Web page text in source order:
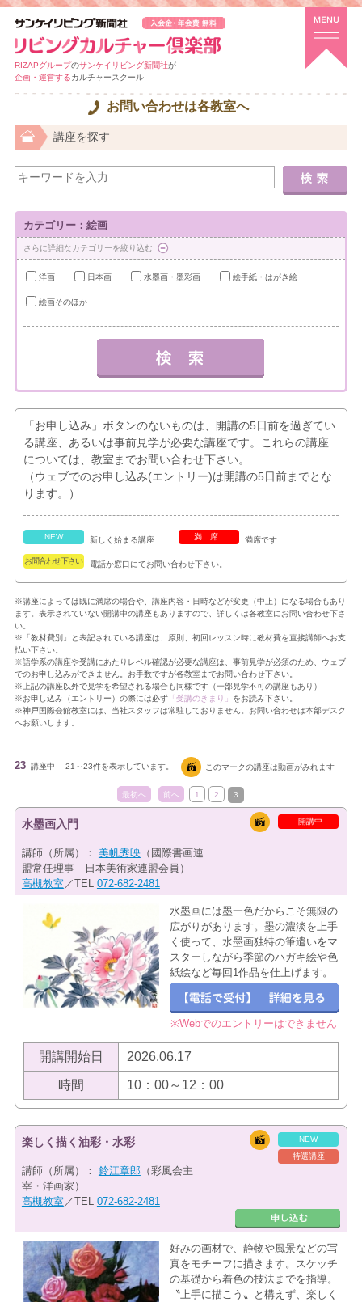
RIZAPグループのサンケイリビング新聞社が
企画・運営するカルチャースクール
お問い合わせは各教室へ
講座を探す
カテゴリー：絵画
さらに詳細なカテゴリーを絞り込む
洋画 日本画 水墨画・墨彩画 絵手紙・はがき絵
絵画そのほか
「お申し込み」ボタンのないものは、開講の5日前を過ぎてい
る講座、あるいは事前見学が必要な講座です。これらの講座
については、教室までお問い合わせ下さい。
（ウェブでのお申し込み(エントリー)は開講の5日前までとな
ります。）
NEW 新しく始まる講座 満席 満席です
お問合わせ下さい 電話か窓口にてお問い合わせ下さい。
※講座によっては既に満席の場合や、講座内容・日時などが変更（中止）になる場合もあり
ます。表示されていない開講中の講座もありますので、詳しくは各教室にお問い合わせ下さ
い。
※「教材費別」と表記されている講座は、原則、初回レッスン時に教材費を直接講師へお支
払い下さい。
※語学系の講座や受講にあたりレベル確認が必要な講座は、事前見学が必須のため、ウェブ
でのお申し込みができません。お手数ですが各教室までお問い合わせ下さい。
※上記の講座以外で見学を希望される場合も同様です（一部見学不可の講座もあり）
※お申し込み（エントリー）の際には必ず「受講のきまり」 をお読み下さい。
※神戸国際会館教室には、当社スタッフは常駐しておりません。お問い合わせは本部デスク
へお願いします。
23 講座中 21～23件を表示しています。 このマークの講座は動画がみれます
最初へ 前へ 1 2 3
開講中
水墨画入門
講師（所属）： 美帆秀映（國際書画連
盟常任理事 日本美術家連盟会員）
高槻教室 ／TEL 072-682-2481
水墨画には墨一色だからこそ無限の
広がりがあります。墨の濃淡を上手
く使って、水墨画独特の筆遣いをマ
スターしながら季節のハガキ絵や色
紙絵など毎回1作品を仕上げます。
※Webでのエントリーはできません
開講開始日 2026.06.17
時間 10：00～12：00
NEW
特選講座
楽しく描く油彩・水彩
講師（所属）： 鈴江章郎 （彩風会主
宰・洋画家）
高槻教室 ／TEL 072-682-2481
好みの画材で、静物や風景などの写
真をモチーフに描きます。スケッチ
の基礎から着色の技法までを指導。
〝上手に描こう〟と構えず、楽しく